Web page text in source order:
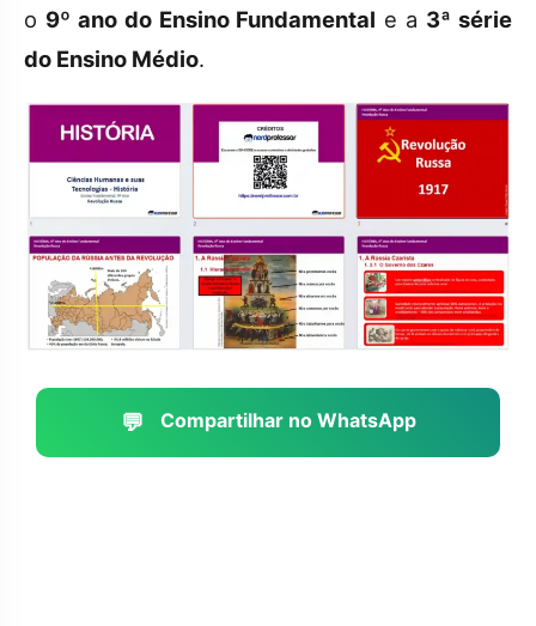
o 9º ano do Ensino Fundamental e a 3ª série
do Ensino Médio.
💬 Compartilhar no WhatsApp